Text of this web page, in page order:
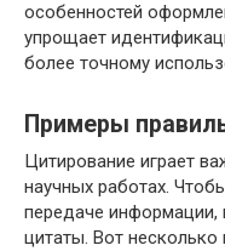
особенностей
упрощает
более точному
Примеры
Цитирование играет
научных работах.
передаче
цитаты. Вот несколько